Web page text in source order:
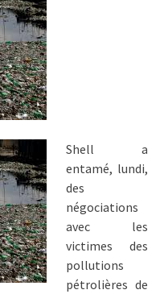
Shell a
entamé, lundi,
des
négociations
avec les
victimes des
pollutions
pétrolières de